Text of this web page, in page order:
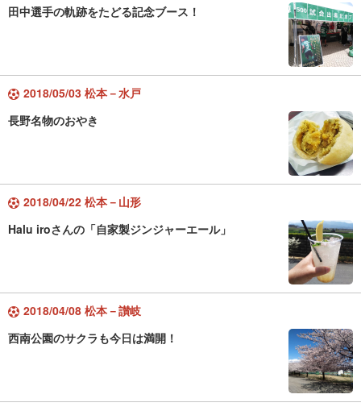
田中選手の軌跡をたどる記念ブース！
2018/05/03 松本－水戸
長野名物のおやき
2018/04/22 松本－山形
Halu iroさんの「自家製ジンジャーエール」
2018/04/08 松本－讃岐
西南公園のサクラも今日は満開！